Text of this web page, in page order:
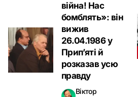
війна! Нас
бомблять»: він
вижив
26.04.1986 у
Прип’яті й
розказав усю
правду
Віктор